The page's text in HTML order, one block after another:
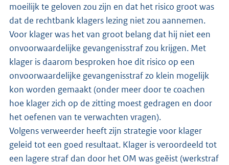
moeilijk te geloven zou zijn en dat het risico groot was
dat de rechtbank klagers lezing niet zou aannemen.
Voor klager was het van groot belang dat hij niet een
onvoorwaardelijke gevangenisstraf zou krijgen. Met
klager is daarom besproken hoe dit risico op een
onvoorwaardelijke gevangenisstraf zo klein mogelijk
kon worden gemaakt (onder meer door te coachen
hoe klager zich op de zitting moest gedragen en door
het oefenen van te verwachten vragen).
Volgens verweerder heeft zijn strategie voor klager
geleid tot een goed resultaat. Klager is veroordeeld tot
een lagere straf dan door het OM was geëist (werkstraf